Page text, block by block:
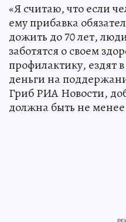
«Я считаю, что если
ему прибавка
дожить до 70 лет,
заботятся о своем
профилактику, ездят
деньги на
Гриб РИА Новости,
должна быть не